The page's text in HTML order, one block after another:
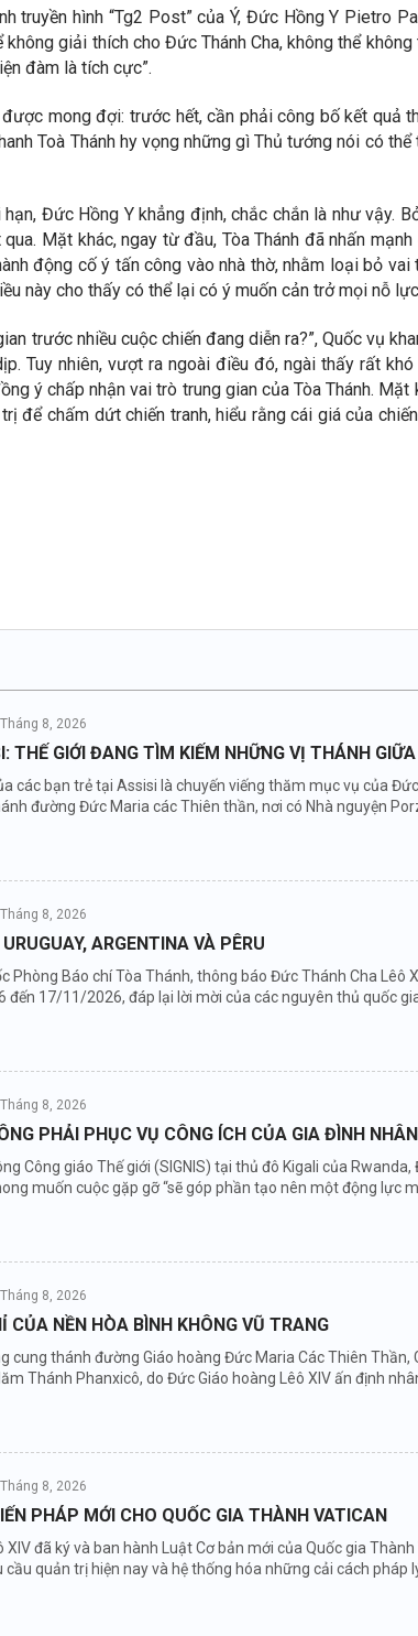
hình “Tg2 Post” của Ý, Đức Hồng Y Pietro
giải thích cho Đức Thánh Cha, không thể
đàm là tích cực”.
mong đợi: trước hết, cần phải công bố kết quả
Toà Thánh hy vọng những gì Thủ tướng nói có
Đức Hồng Y khẳng định, chắc chắn là như vậy.
Mặt khác, ngay từ đầu, Tòa Thánh đã nhấn
động cố ý tấn công vào nhà thờ, nhằm loại bỏ
này cho thấy có thể lại có ý muốn cản trở mọi nỗ
trước nhiều cuộc chiến đang diễn ra?”, Quốc vụ
Tuy nhiên, vượt ra ngoài điều đó, ngài thấy rất
ý chấp nhận vai trò trung gian của Tòa Thánh.
để chấm dứt chiến tranh, hiểu rằng cái giá của
8, 2026
GIỚI ĐANG TÌM KIẾM NHỮNG VỊ THÁNH GIỮA
các bạn trẻ tại Assisi là chuyến viếng thăm mục vụ của
đường Đức Maria các Thiên thần, nơi có Nhà nguyện
8, 2026
ARGENTINA VÀ PÊRU
Phòng Báo chí Tòa Thánh, thông báo Đức Thánh Cha Lêô
đến 17/11/2026, đáp lại lời mời của các nguyên thủ quốc
8, 2026
PHẢI PHỤC VỤ CÔNG ÍCH CỦA GIA ĐÌNH NHÂN
Công giáo Thế giới (SIGNIS) tại thủ đô Kigali của
muốn cuộc gặp gỡ “sẽ góp phần tạo nên một động lực
8, 2026
CỦA NỀN HÒA BÌNH KHÔNG VŨ TRANG
cung thánh đường Giáo hoàng Đức Maria Các Thiên Thần,
Thánh Phanxicô, do Đức Giáo hoàng Lêô XIV ấn định
8, 2026
PHÁP MỚI CHO QUỐC GIA THÀNH VATICAN
đã ký và ban hành Luật Cơ bản mới của Quốc gia
quản trị hiện nay và hệ thống hóa những cải cách pháp